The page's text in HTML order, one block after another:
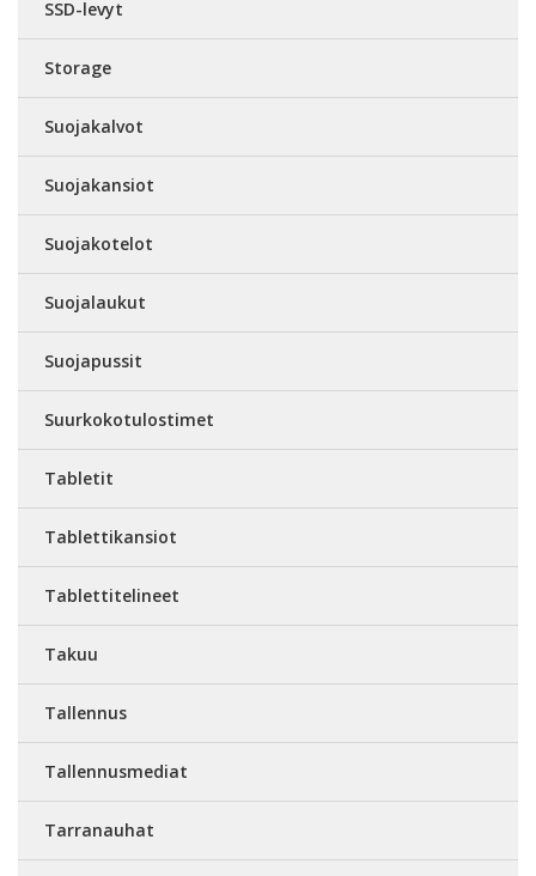
SSD-levyt
Storage
Suojakalvot
Suojakansiot
Suojakotelot
Suojalaukut
Suojapussit
Suurkokotulostimet
Tabletit
Tablettikansiot
Tablettitelineet
Takuu
Tallennus
Tallennusmediat
Tarranauhat